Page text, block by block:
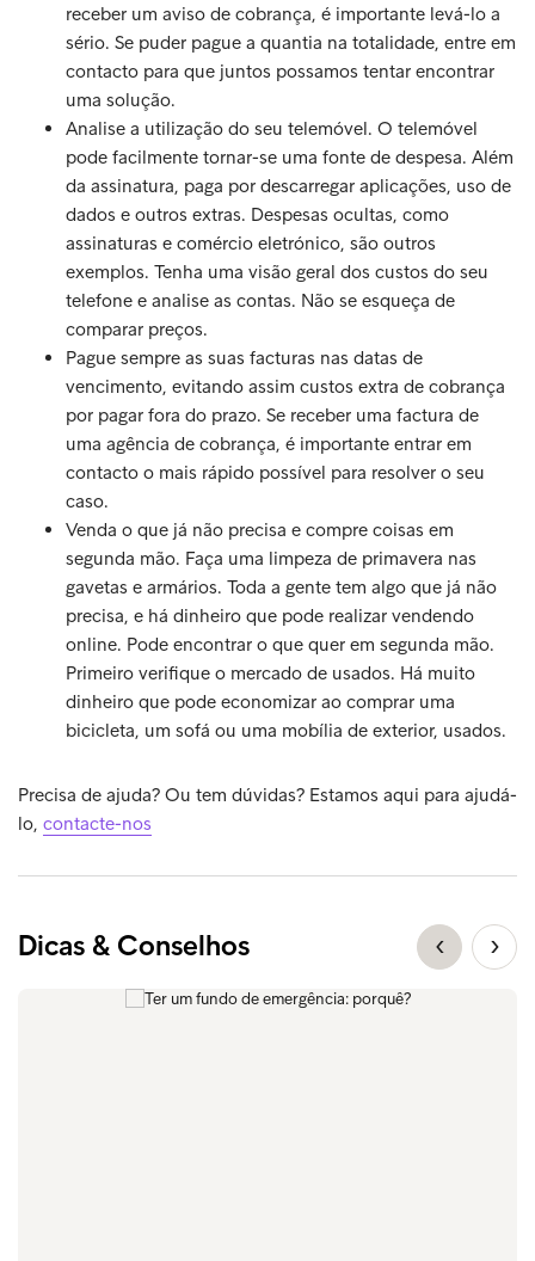
receber um aviso de cobrança, é importante levá-lo a
sério. Se puder pague a quantia na totalidade, entre em
contacto para que juntos possamos tentar encontrar
uma solução.
Analise a utilização do seu telemóvel. O telemóvel
pode facilmente tornar-se uma fonte de despesa. Além
da assinatura, paga por descarregar aplicações, uso de
dados e outros extras. Despesas ocultas, como
assinaturas e comércio eletrónico, são outros
exemplos. Tenha uma visão geral dos custos do seu
telefone e analise as contas. Não se esqueça de
comparar preços.
Pague sempre as suas facturas nas datas de
vencimento, evitando assim custos extra de cobrança
por pagar fora do prazo. Se receber uma factura de
uma agência de cobrança, é importante entrar em
contacto o mais rápido possível para resolver o seu
caso.
Venda o que já não precisa e compre coisas em
segunda mão. Faça uma limpeza de primavera nas
gavetas e armários. Toda a gente tem algo que já não
precisa, e há dinheiro que pode realizar vendendo
online. Pode encontrar o que quer em segunda mão.
Primeiro verifique o mercado de usados. Há muito
dinheiro que pode economizar ao comprar uma
bicicleta, um sofá ou uma mobília de exterior, usados.
Precisa de ajuda? Ou tem dúvidas? Estamos aqui para ajudá-
lo, contacte-nos
Dicas & Conselhos